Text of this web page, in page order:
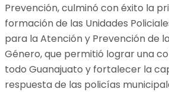
Prevención, culminó con éxito la
formación de las Unidades
para la Atención y Prevención de
Género, que permitió lograr una
todo Guanajuato y fortalecer la
respuesta de las policías